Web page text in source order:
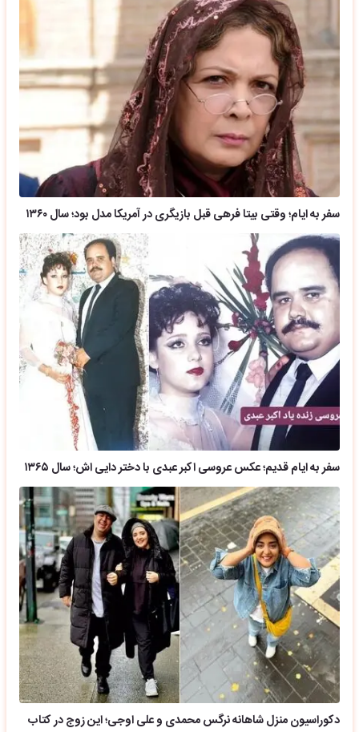
سفر به ایام؛ وقتی بیتا فرهی قبل بازیگری در آمریکا مدل بود؛ سال ۱۳۶۰
سفر به ایام قدیم؛ عکس عروسی اکبر عبدی با دختر دایی اش؛ سال ۱۳۶۵
دکوراسیون منزل شاهانه نرگس محمدی و علی اوجی؛ این زوج در کتاب